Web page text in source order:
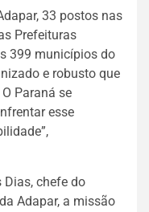
33 postos nas
Prefeituras
399 municípios do
e robusto que
Paraná se
esse
Dias, chefe do
Adapar, a missão